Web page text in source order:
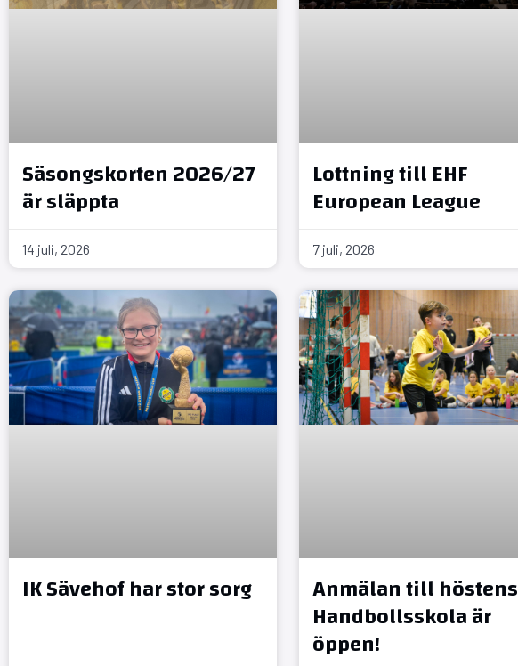
Säsongskorten 2026/27
är släppta
14 juli, 2026
Lottning till EHF
European League
7 juli, 2026
IK Sävehof har stor sorg Anmälan till höstens
Handbollsskola är
öppen!